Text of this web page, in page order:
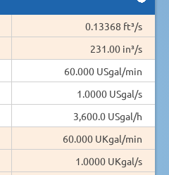
0.13368 ft³/s
231.00 in³/s
60.000 USgal/min
1.0000 USgal/s
3,600.0 USgal/h
60.000 UKgal/min
1.0000 UKgal/s